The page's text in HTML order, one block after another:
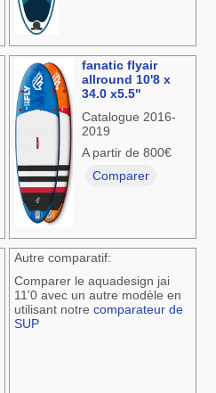
fanatic flyair
allround 10'8 x
34.0 x5.5"
Catalogue 2016-
2019
A partir de 800€
Comparer
Autre comparatif:
Comparer le aquadesign jai
11'0 avec un autre modèle en
utilisant notre comparateur de
SUP